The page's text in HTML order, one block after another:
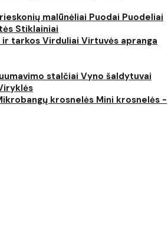
malūnėliai Puodai Puodeliai
Stiklainiai
ir tarkos Virduliai Virtuvės apranga
stalčiai Vyno šaldytuvai
krosnelės Mini krosnelės -